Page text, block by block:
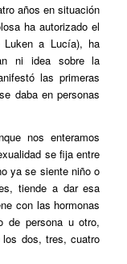
años en situación
ha autorizado el
Luken a Lucía), ha
ni idea sobre la
las primeras
daba en personas
nos enteramos
se fija entre
ya se siente niño o
tiende a dar esa
con las hormonas
de persona u otro,
dos, tres, cuatro